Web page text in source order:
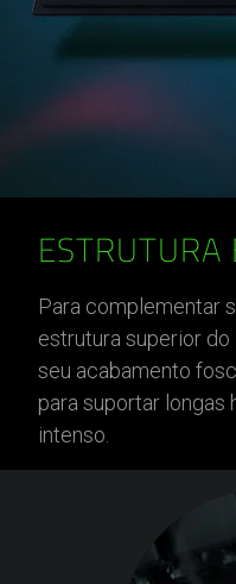
Para complementar
estrutura superior
seu acabamento
para suportar longas
intenso.